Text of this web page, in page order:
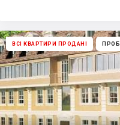
ВСІ КВАРТИРИ ПРОДАНІ